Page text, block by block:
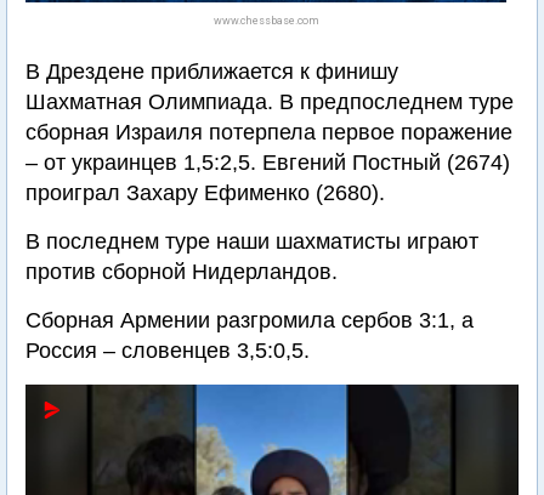
www.chessbase.com
В Дрездене приближается к финишу
Шахматная Олимпиада. В предпоследнем туре
сборная Израиля потерпела первое поражение
– от украинцев 1,5:2,5. Евгений Постный (2674)
проиграл Захару Ефименко (2680).
В последнем туре наши шахматисты играют
против сборной Нидерландов.
Сборная Армении разгромила сербов 3:1, а
Россия – словенцев 3,5:0,5.